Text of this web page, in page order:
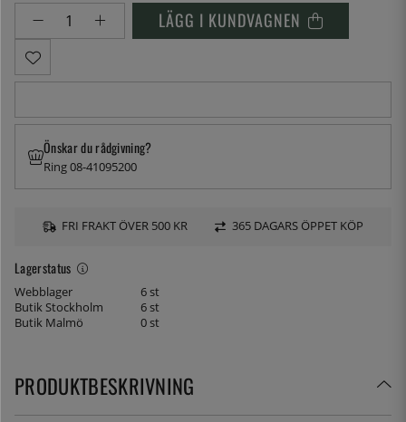
LÄGG I KUNDVAGNEN
Lagerstatus
Webblager
6 st
Butik Stockholm
6 st
Butik Malmö
0 st
Önskar du rådgivning?
Ring 08-41095200
FRI FRAKT ÖVER 500 KR 365 DAGARS ÖPPET KÖP
PRODUKTBESKRIVNING